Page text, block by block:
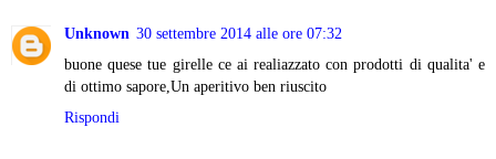
Unknown 30 settembre 2014 alle ore 07:32
buone quese tue girelle ce ai realiazzato con prodotti di qualita' e
di ottimo sapore,Un aperitivo ben riuscito
Rispondi